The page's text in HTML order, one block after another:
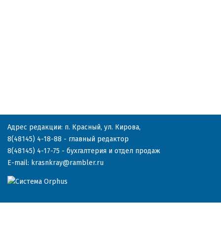
Адрес редакции: п. Красный, ул. Кирова,
8(48145) 4-18-88 - главный редактор
8(48145) 4-17-75 - бухгалтерия и отдел продаж
E-mail: krasnkray@rambler.ru